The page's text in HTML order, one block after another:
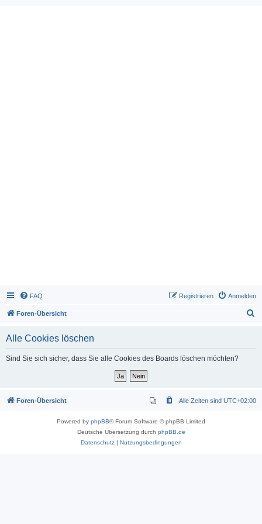
FAQ Anmelden
Registrieren
Foren-Übersicht
Alle Cookies löschen
Sind Sie sich sicher, dass Sie alle Cookies des Boards löschen möchten?
Foren-Übersicht Alle Zeiten sind UTC+02:00
Powered by phpBB® Forum Software © phpBB Limited
Deutsche Übersetzung durch phpBB.de
Datenschutz| Nutzungsbedingungen